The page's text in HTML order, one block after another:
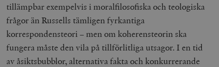
tillämpbar exempelvis i moralfilosofiska och teologiska
frågor än Russells tämligen fyrkantiga
korrespondensteori – men om koherensteorin ska
fungera måste den vila på tillförlitliga utsagor. I en tid
av åsiktsbubblor, alternativa fakta och konkurrerande